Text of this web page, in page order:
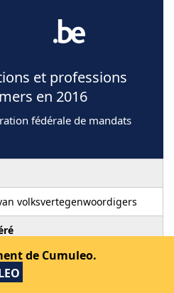
et professions
en 2016
fédérale de mandats
volksvertegenwoordigers
de Cumuleo.